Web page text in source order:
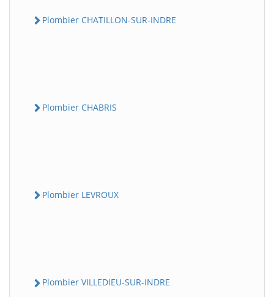
Plombier CHATILLON-SUR-INDRE
Plombier CHABRIS
Plombier LEVROUX
Plombier VILLEDIEU-SUR-INDRE